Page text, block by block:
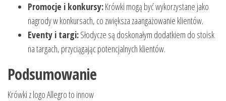
Promocje i konkursy:Krówki mogą być wykorzystane jako
nagrody w konkursach, co zwiększa zaangażowanie klientów.
Eventy i targi:Słodycze są doskonałym dodatkiem do stoisk
na targach, przyciągając potencjalnych klientów.
Podsumowanie
Krówki z logo Allegro to innow